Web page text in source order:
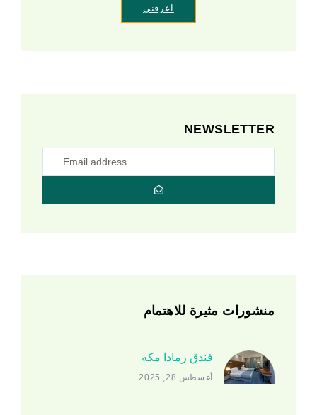
اعرفني
NEWSLETTER
منشورات مثيرة للاهتمام
فندق رمادا مكه
أغسطس 28, 2025